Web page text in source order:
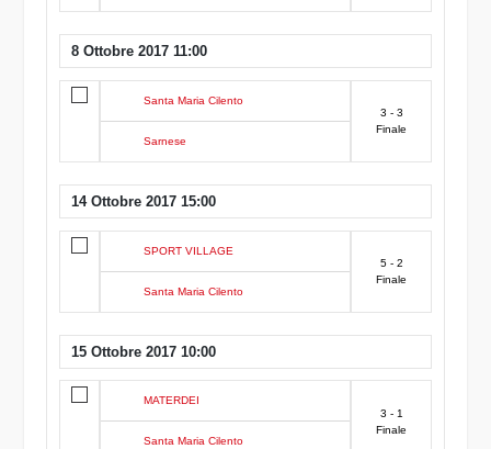
8 Ottobre 2017 11:00
Santa Maria Cilento
Sarnese
3 - 3
Finale
14 Ottobre 2017 15:00
SPORT VILLAGE
Santa Maria Cilento
5 - 2
Finale
15 Ottobre 2017 10:00
MATERDEI
Santa Maria Cilento
3 - 1
Finale